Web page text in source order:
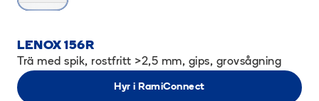
LENOX 156R
Trä med spik, rostfritt >2,5 mm, gips, grovsågning
Hyr i RamiConnect